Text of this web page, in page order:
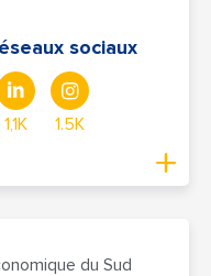
sociaux
1,1K 1.5K
du Sud